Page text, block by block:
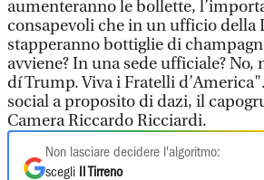
aumenteranno le bollette,
consapevoli che in un ufficio della
stapperanno bottiglie di
avviene? In una sede ufficiale? No,
dí Trump. Viva i Fratelli
social a proposito di dazi, il
Camera Riccardo Ricciardi.
Non lasciare decidere l'algoritmo:
scegli
Il Tirreno